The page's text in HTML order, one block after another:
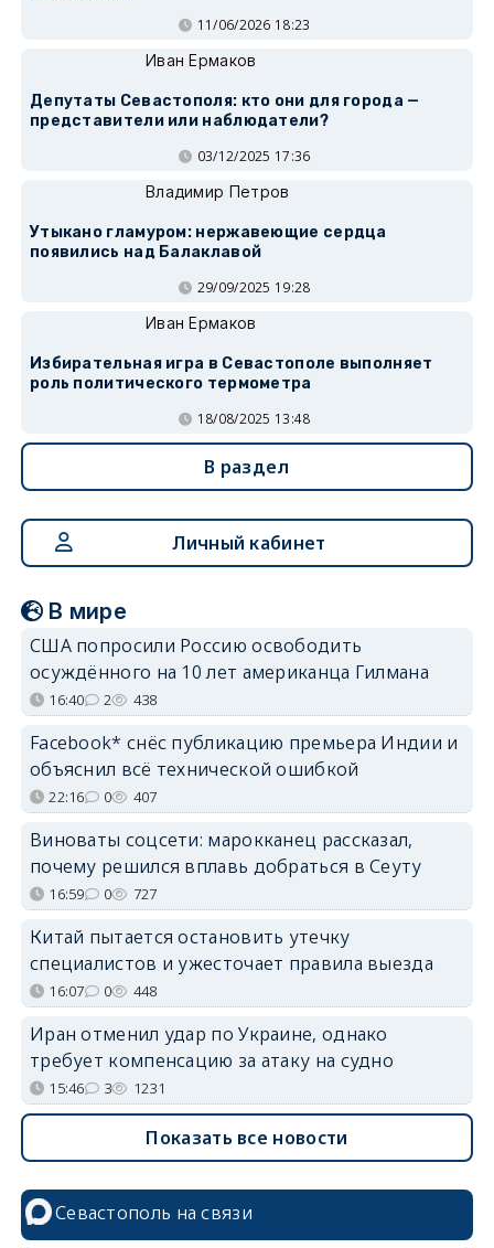
11/06/2026 18:23
Иван Ермаков
Депутаты Севастополя: кто они для города —
представители или наблюдатели?
03/12/2025 17:36
Владимир Петров
Утыкано гламуром: нержавеющие сердца
появились над Балаклавой
29/09/2025 19:28
Иван Ермаков
Избирательная игра в Севастополе выполняет
роль политического термометра
18/08/2025 13:48
В раздел
Личный кабинет
В мире
США попросили Россию освободить
осуждённого на 10 лет американца Гилмана
16:40 2 438
Facebook* снёс публикацию премьера Индии и
объяснил всё технической ошибкой
22:16 0 407
Виноваты соцсети: марокканец рассказал,
почему решился вплавь добраться в Сеуту
16:59 0 727
Китай пытается остановить утечку
специалистов и ужесточает правила выезда
16:07 0 448
Иран отменил удар по Украине, однако
требует компенсацию за атаку на судно
15:46 3 1231
Показать все новости
Севастополь на связи